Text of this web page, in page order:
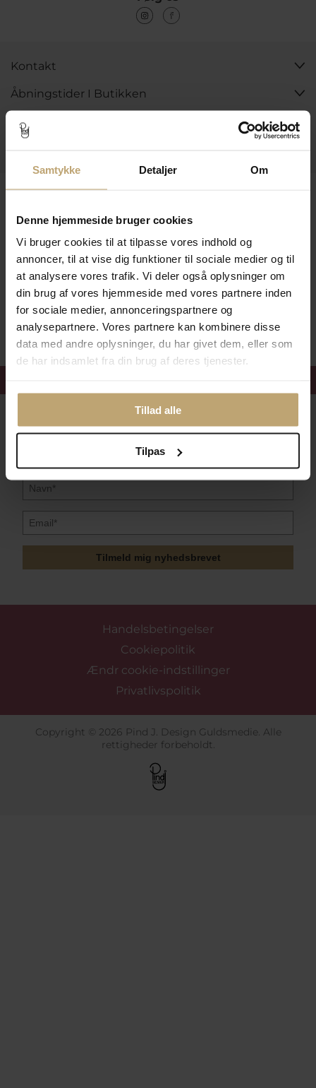
Samtykke Detaljer Om
Denne hjemmeside bruger cookies
Vi bruger cookies til at tilpasse vores indhold og
annoncer, til at vise dig funktioner til sociale medier og til
at analysere vores trafik. Vi deler også oplysninger om
din brug af vores hjemmeside med vores partnere inden
for sociale medier, annonceringspartnere og
analysepartnere. Vores partnere kan kombinere disse
data med andre oplysninger, du har givet dem, eller som
de har indsamlet fra din brug af deres tjenester.
Tillad alle
Tilpas
Kontakt
Åbningstider I Butikken
Information
Leveringsmuligheder
Betalingsmuligheder
Sikker Og Tryg E-Handel
Følg med i vores nyhedsbrev
Læs mere her
Tilmeld mig nyhedsbrevet
Handelsbetingelser
Cookiepolitik
Ændr cookie-indstillinger
Privatlivspolitik
Copyright © 2026 Pind J. Design Guldsmedie. Alle
rettigheder forbeholdt.